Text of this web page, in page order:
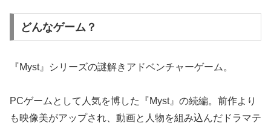
どんなゲーム？
『Myst』シリーズの謎解きアドベンチャーゲーム。
PCゲームとして人気を博した『Myst』の続編。前作より
も映像美がアップされ、動画と人物を組み込んだドラマテ